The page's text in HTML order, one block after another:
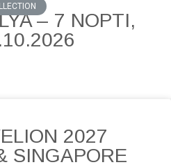
– 7 NOPTI,
2027
SINGAPORE